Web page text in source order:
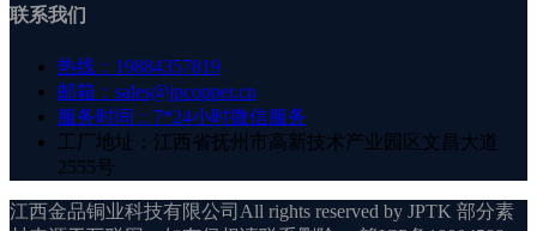
联系我们
热线：19884357819
邮箱：sales@jpcopper.cn
服务时间：7*24小时微信服务
工厂地址：江西省抚州市高新技术产业园区文昌大道
2555号
江西金品铜业科技有限公司All rights reserved by JPTK 部分素